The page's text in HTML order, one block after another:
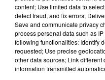
away this
pneumonia. He will
Semper Fi,
— R. Lee Ermey
content; Use limited data to
detect fraud, and fix errors;
Save and communicate privacy
process personal data such as
following functionalities: Identify
requested; Use precise
other data sources; Link
information transmitted